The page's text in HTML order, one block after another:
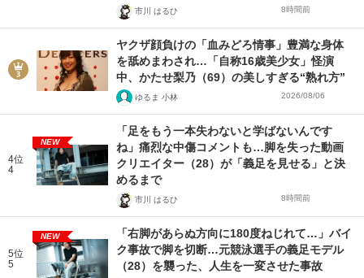
市川 はるひ 8時間前
ヤクザ顔負けの「血みどろ情事」豊満な身体
を舐めまわされ…「自称16歳美少女」怪演
中、かたせ梨乃（69）の美しすぎる“熟れ方”
ゆるま 小林 2026/08/06
4位
4
NEW
「足をもう一本失わないと学ばないんです
ね」痛烈な中傷コメントも…脚を失った動画
クリエイター（28）が「義足を見せる」と決
めるまで
市川 はるひ 8時間前
5位
5
NEW
「右脚があらぬ方向に180度ねじれて…」バイ
ク事故で脚を切断…元競泳選手の義足モデル
（28）を襲った、人生を一変させた事故